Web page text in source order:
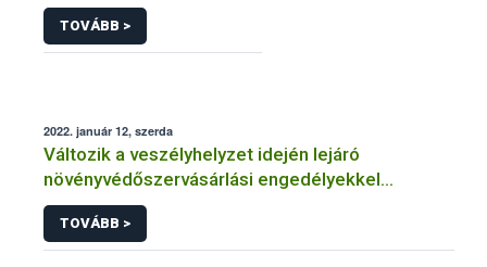
TOVÁBB >
2022. január 12, szerda
Változik a veszélyhelyzet idején lejáró
növényvédőszervásárlási engedélyekkel
kapcsolatos szabályozás
TOVÁBB >